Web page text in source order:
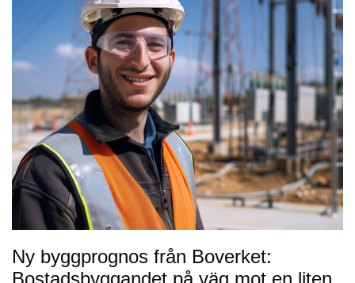
Ny byggprognos från Boverket: